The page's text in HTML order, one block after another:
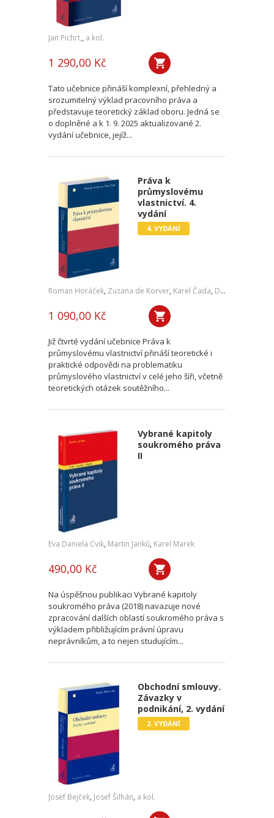
Jan Pichrt,, a kol.
1 290,00 Kč
Tato učebnice přináší komplexní, přehledný a
srozumitelný výklad pracovního práva a
představuje teoretický základ oboru. Jedná se
o doplněné a k 1. 9. 2025 aktualizované 2.
vydání učebnice, jejíž...
Práva k
průmyslovému
vlastnictví. 4.
vydání
4. VYDÁNÍ
Roman Horáček, Zuzana de Korver, Karel Čada, Daniel Patěk
1 090,00 Kč
Již čtvrté vydání učebnice Práva k
průmyslovému vlastnictví přináší teoretické i
praktické odpovědi na problematiku
průmyslového vlastnictví v celé jeho šíři, včetně
teoretických otázek soutěžního...
Vybrané kapitoly
soukromého práva
II
Eva Daniela Cvik, Martin Janků, Karel Marek
490,00 Kč
Na úspěšnou publikaci Vybrané kapitoly
soukromého práva (2018) navazuje nové
zpracování dalších oblastí soukromého práva s
výkladem přibližujícím právní úpravu
neprávníkům, a to nejen studujícím...
Obchodní smlouvy.
Závazky v
podnikání, 2. vydání
2. VYDÁNÍ
Josef Bejček, Josef Šilhán, a kol.